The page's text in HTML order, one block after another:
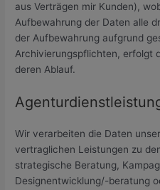
aus Verträgen mir Kunden),
Aufbewahrung der Daten alle
der Aufbewahrung aufgrund
Archivierungspflichten, erfolgt
deren Ablauf.
Wir verarbeiten die Daten
vertraglichen Leistungen zu
strategische Beratung,
Designentwicklung/-beratung